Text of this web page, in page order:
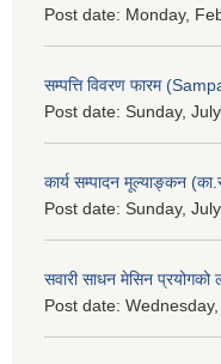
Post date: Monday,
सम्पत्ति विवरण फारम
Post date: Sunday,
कार्य सम्पादन मूल्याङ्कन
Post date: Sunday,
सवारी साधन मेसिन
Post date: